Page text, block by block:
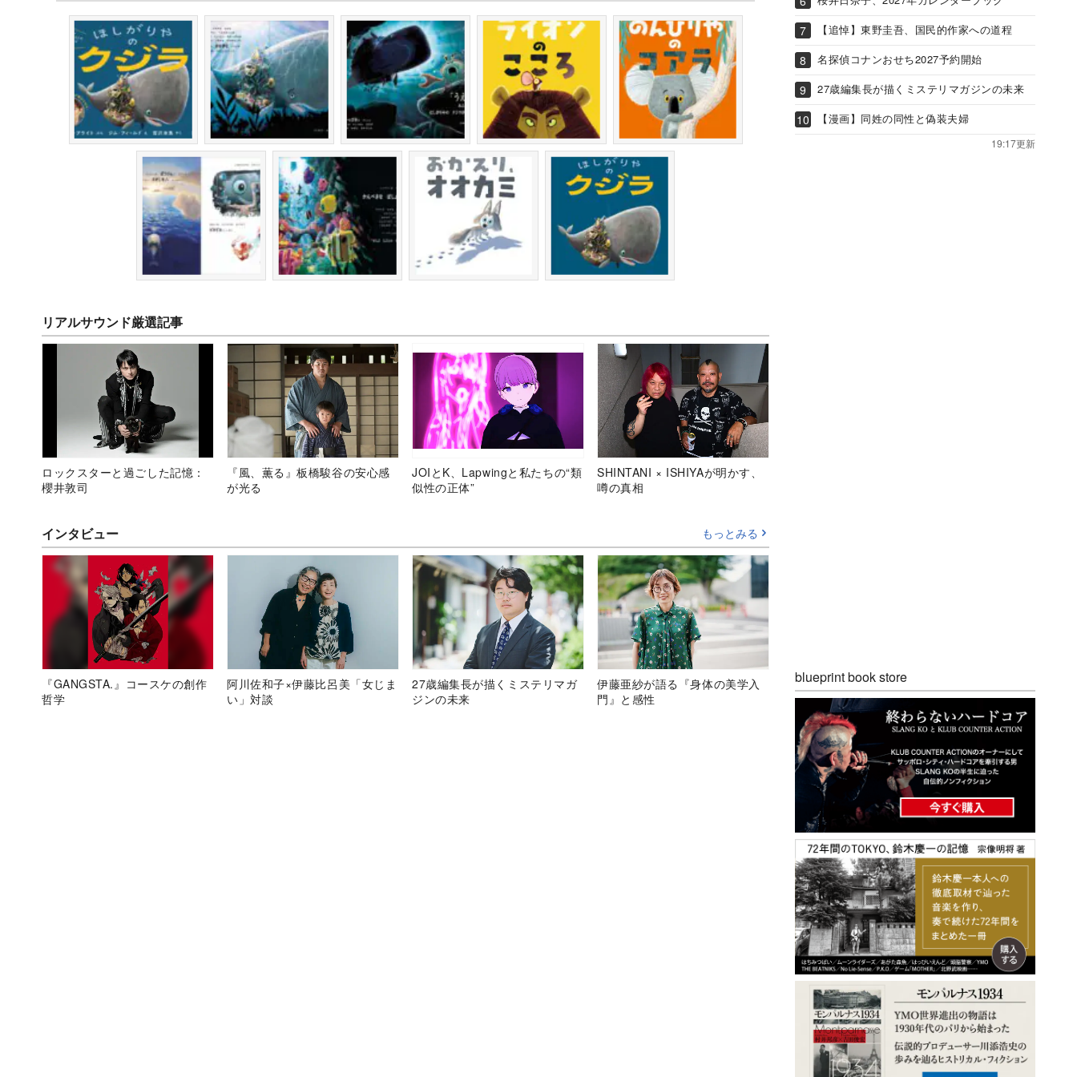
リアルサウンド厳選記事
ロックスターと過ごした記憶：
櫻井敦司
『風、薫る』板橋駿谷の安心感
が光る
JOIとK、Lapwingと私たちの“類
似性の正体”
SHINTANI × ISHIYAが明かす、
噂の真相
インタビュー もっとみる
『GANGSTA.』コースケの創作
哲学
阿川佐和子×伊藤比呂美「女じま
い」対談
27歳編集長が描くミステリマガ
ジンの未来
伊藤亜紗が語る『身体の美学入
門』と感性
【追悼】東野圭吾、国民的作家への道程
名探偵コナンおせち2027予約開始
27歳編集長が描くミステリマガジンの未来
【漫画】同姓の同性と偽装夫婦
19:17更新
blueprint book store